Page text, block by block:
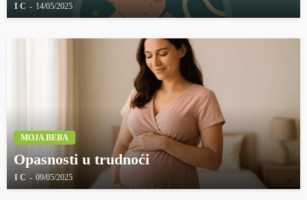
I C 14/05/2025
MOJA BEBA
Opasnosti u trudnoći
I C 09/05/2025